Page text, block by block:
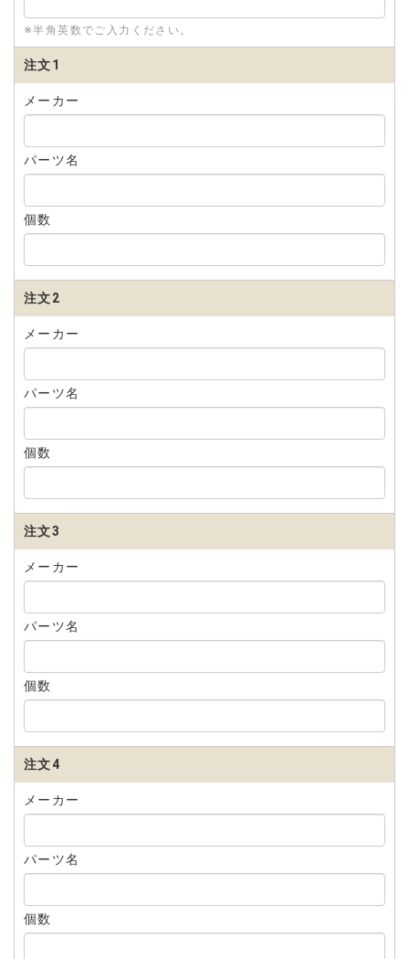
※半角英数でご入力ください。
注文1
メーカー
パーツ名
個数
注文2
メーカー
パーツ名
個数
注文3
メーカー
パーツ名
個数
注文4
メーカー
パーツ名
個数